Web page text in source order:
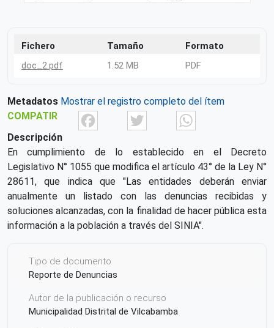
Fichero Tamaño
Formato
doc_2.pdf
1.52 MB PDF
Metadatos Mostrar el registro completo del ítem
COMPATIR
FacebookTwitter
Descripción
En cumplimiento de lo establecido en el Decreto
Legislativo N° 1055 que modifica el artículo 43° de la Ley N°
28611, que indica que "Las entidades deberán enviar
anualmente un listado con las denuncias recibidas y
soluciones alcanzadas, con la finalidad de hacer pública esta
información a la población a través del SINIA".
Tipo de documento
Reporte de Denuncias
Autor de la publicación o recurso
Municipalidad Distrital de Vilcabamba